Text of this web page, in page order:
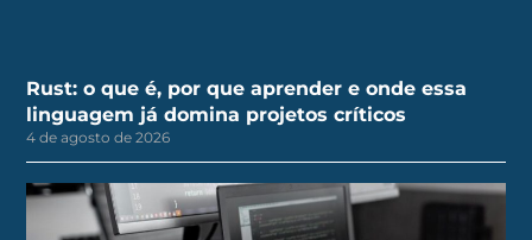
Rust: o que é, por que aprender e onde essa
linguagem já domina projetos críticos
4 de agosto de 2026